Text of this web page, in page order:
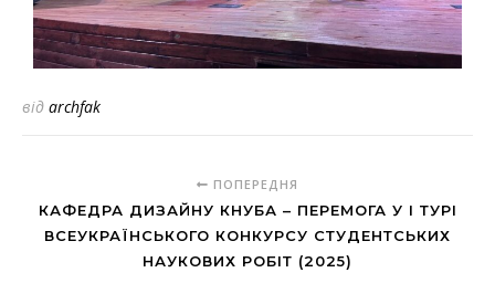
від archfak
ПОПЕРЕДНЯ
КАФЕДРА ДИЗАЙНУ КНУБА – ПЕРЕМОГА У I ТУРІ
ВСЕУКРАЇНСЬКОГО КОНКУРСУ СТУДЕНТСЬКИХ
НАУКОВИХ РОБІТ (2025)